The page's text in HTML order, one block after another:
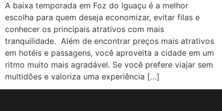
A baixa temporada em Foz do Iguaçu é a melhor
escolha para quem deseja economizar, evitar filas e
conhecer os principais atrativos com mais
tranquilidade. Além de encontrar preços mais atrativos
em hotéis e passagens, você aproveita a cidade em um
ritmo muito mais agradável. Se você prefere viajar sem
multidões e valoriza uma experiência […]